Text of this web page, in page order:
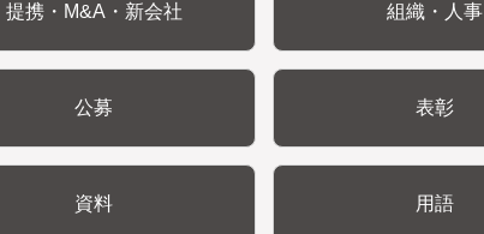
提携・M&A・新会社 組織・人事
公募 表彰
資料 用語